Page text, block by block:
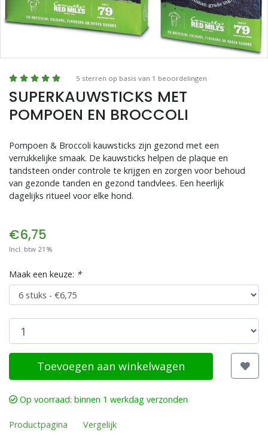
Inloggen
5 sterren op basis van 1 beoordelingen
SUPERKAUWSTICKS MET
POMPOEN EN BROCCOLI
Pompoen & Broccoli kauwsticks zijn gezond met een
verrukkelijke smaak. De kauwsticks helpen de plaque en
tandsteen onder controle te krijgen en zorgen voor behoud
van gezonde tanden en gezond tandvlees. Een heerlijk
dagelijks ritueel voor elke hond.
€6,75
Incl. btw 21%
Maak een keuze: *
Toevoegen aan winkelwagen
Op voorraad: binnen 1 werkdag verzonden
Productpagina Vergelijk